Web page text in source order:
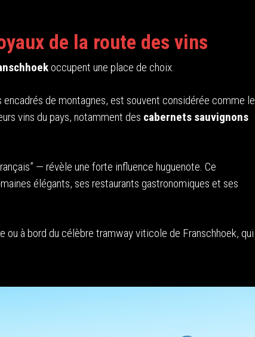
de la route des vins
occupent une place de choix.
de montagnes, est souvent considérée comme le
vins du pays, notamment des cabernets sauvignons
— révèle une forte influence huguenote. Ce
élégants, ses restaurants gastronomiques et ses
ou à bord du célèbre tramway viticole de Franschhoek, qui